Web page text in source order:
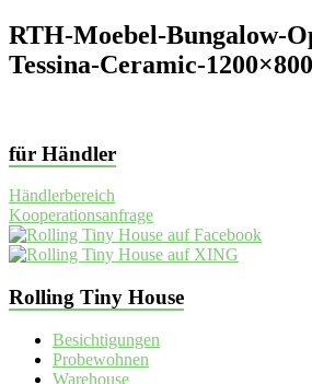
RTH-Moebel-Bungalow-
Tessina-Ceramic-1200×800
für Händler
Händlerbereich
Kooperationsanfrage
Rolling Tiny House
Besichtigungen
Probewohnen
Warehouse